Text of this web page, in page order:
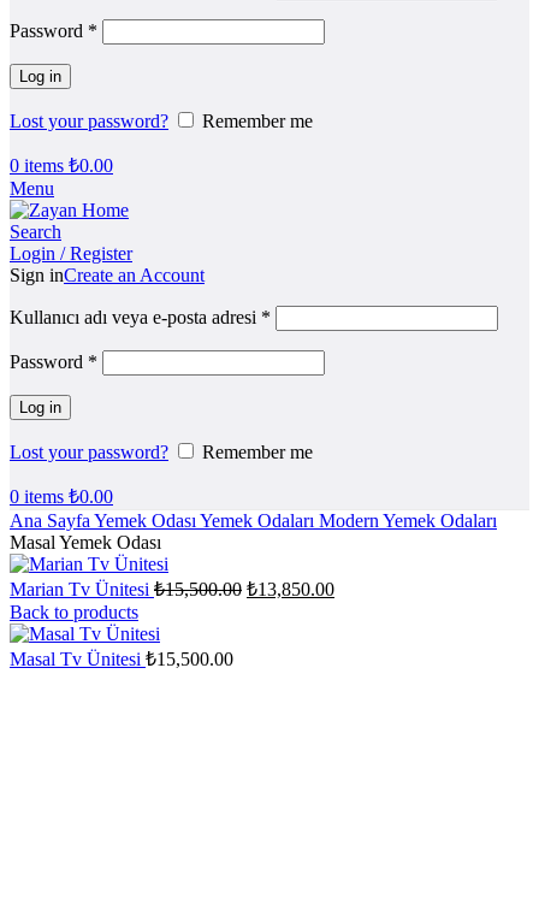
Password *
Log in
Lost your password? Remember me
0 items ₺0.00
Menu
Search
Login / Register
Sign inCreate an Account
Kullanıcı adı veya e-posta adresi *
Password *
Log in
Lost your password? Remember me
0 items ₺0.00
Ana Sayfa Yemek Odası Yemek Odaları Modern Yemek Odaları
Masal Yemek Odası
Marian Tv Ünitesi ₺15,500.00 Orijinal
₺13,850.00Şu
Back to products
Masal Tv Ünitesi ₺15,500.00